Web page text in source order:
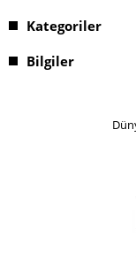
Kategoriler
Bilgiler